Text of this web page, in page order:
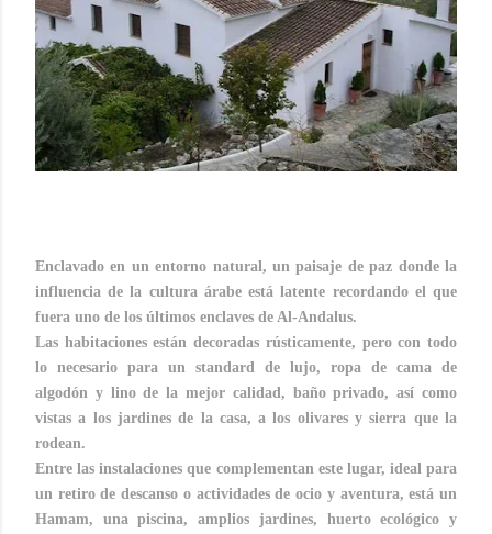
Enclavado en un entorno natural, un paisaje de paz donde la
influencia de la cultura árabe está latente recordando el que
fuera uno de los últimos enclaves de Al-Andalus.
Las habitaciones están decoradas rústicamente, pero con todo
lo necesario para un standard de lujo, ropa de cama de
algodón y lino de la mejor calidad, baño privado, así como
vistas a los jardines de la casa, a los olivares y sierra que la
rodean.
Entre las instalaciones que complementan este lugar, ideal para
un retiro de descanso o actividades de ocio y aventura, está un
Hamam, una piscina, amplios jardines, huerto ecológico y